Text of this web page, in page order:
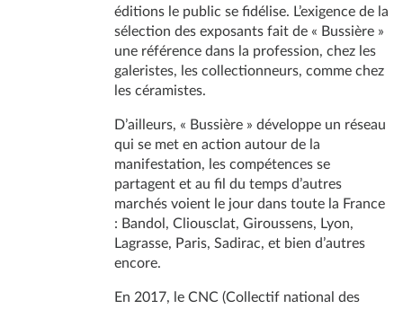
éditions le public se fidélise. L’exigence de la
sélection des exposants fait de « Bussière »
une référence dans la profession, chez les
galeristes, les collectionneurs, comme chez
les céramistes.
D’ailleurs, « Bussière » développe un réseau
qui se met en action autour de la
manifestation, les compétences se
partagent et au fil du temps d’autres
marchés voient le jour dans toute la France
: Bandol, Cliousclat, Giroussens, Lyon,
Lagrasse, Paris, Sadirac, et bien d’autres
encore.
En 2017, le CNC (Collectif national des